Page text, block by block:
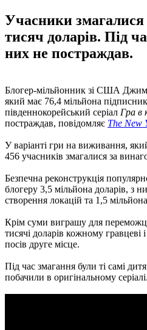
Учасники
тисяч доларів. Під
них не постраждав.
Блогер-мільйонник зі США
який має 76,4 мільйона
південнокорейський серіал Гра в
постраждав, повідомляє The New
У варіанті гри на виживання,
456 учасників змагалися за
Безпечна реконструкція
блогеру 3,5 мільйона доларів, з
створення локацій та 1,5
Крім суми виграшу для
тисячі доларів кожному гравцеві
посів друге місце.
Під час змагання були ті самі
побачили в оригінальному серіалі.